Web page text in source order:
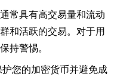
常具有高交易量和流动
和活跃的交易。对于用
持警惕。
您的加密货币并避免成